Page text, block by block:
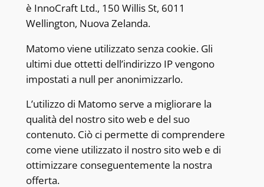
è InnoCraft Ltd., 150 Willis St, 6011
Wellington, Nuova Zelanda.
Matomo viene utilizzato senza cookie. Gli
ultimi due ottetti dell’indirizzo IP vengono
impostati a null per anonimizzarlo.
L’utilizzo di Matomo serve a migliorare la
qualità del nostro sito web e del suo
contenuto. Ciò ci permette di comprendere
come viene utilizzato il nostro sito web e di
ottimizzare conseguentemente la nostra
offerta.